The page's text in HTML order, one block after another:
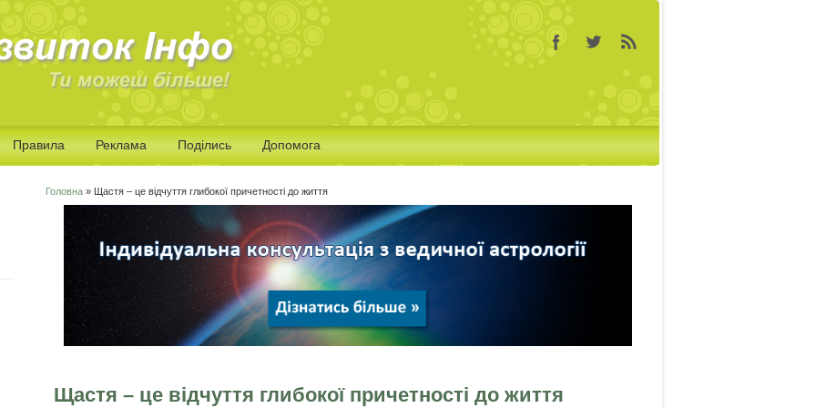
Правила Реклама Поділись Допомога
Ви є тут
Головна» Щастя – це відчуття глибокої причетності до життя
Щастя – це відчуття глибокої причетності до життя